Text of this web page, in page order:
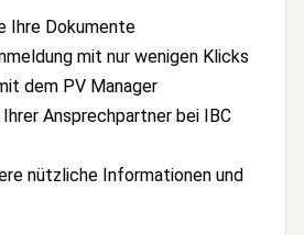
Ihre Dokumente
mit nur wenigen Klicks
dem PV Manager
Ansprechpartner bei IBC
nützliche Informationen und